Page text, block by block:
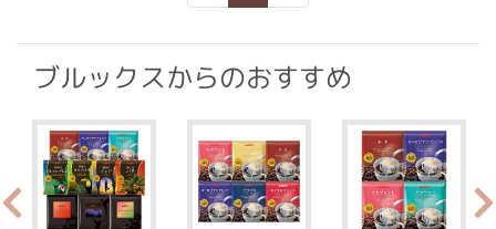
ブルックスからのおすすめ